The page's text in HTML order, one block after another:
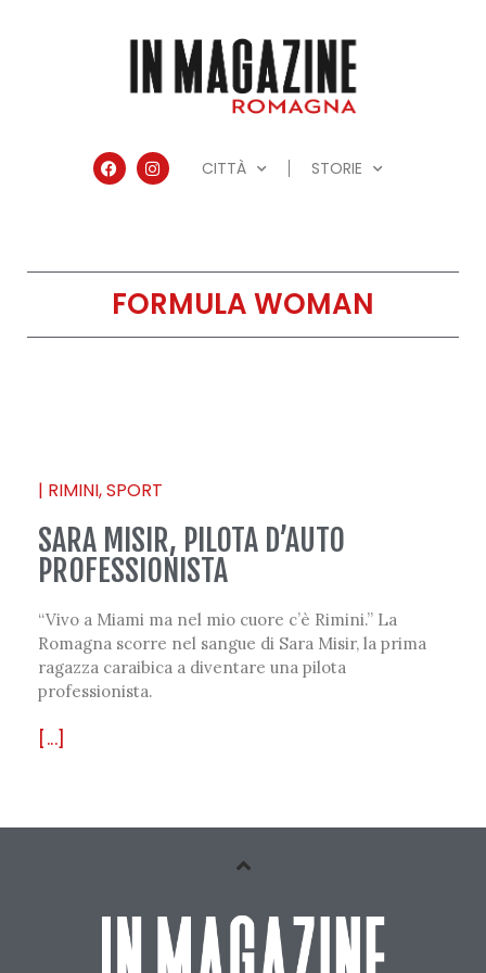
CITTÀ STORIE
FORMULA WOMAN
| RIMINI,SPORT
SARA MISIR, PILOTA D’AUTO
PROFESSIONISTA
“Vivo a Miami ma nel mio cuore c’è Rimini.” La
Romagna scorre nel sangue di Sara Misir, la prima
ragazza caraibica a diventare una pilota
professionista.
[...]